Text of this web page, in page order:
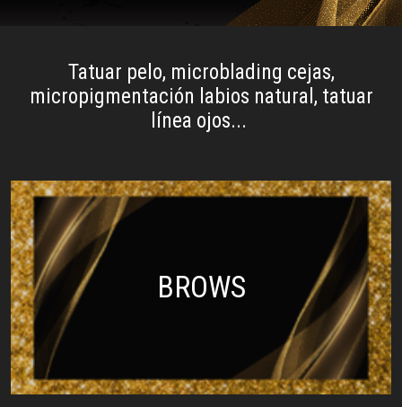
Tatuar pelo, microblading cejas,
micropigmentación labios natural, tatuar
línea ojos...
BROWS